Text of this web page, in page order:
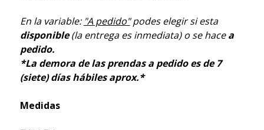
En la variable: "A pedido"podes elegir si esta
disponible(la entrega es inmediata) o se hacea
pedido.
*La demora de las prendas a pedido es de 7
(siete) días hábiles aprox.*
Medidas